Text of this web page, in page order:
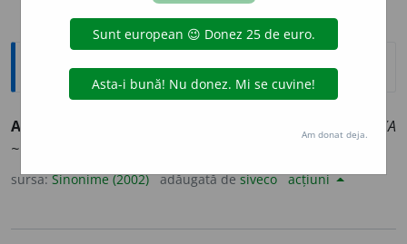
Sinonime
ABDIC
(A
~ de la tronul împărăției.)
sursa:Sinonime (2002) adăugată desiveco acțiuni
Am donat deja.